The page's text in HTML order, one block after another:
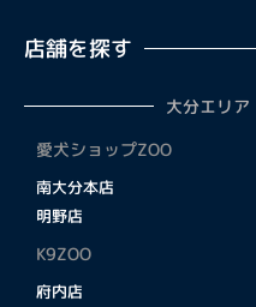
店舗を探す
大分エリア
愛犬ショップZOO
南大分本店
明野店
K9ZOO
府内店